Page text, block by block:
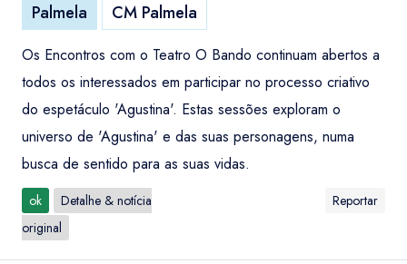
Palmela
CM Palmela
Os Encontros com o Teatro O Bando continuam abertos a
todos os interessados em participar no processo criativo
do espetáculo 'Agustina'. Estas sessões exploram o
universo de 'Agustina' e das suas personagens, numa
busca de sentido para as suas vidas.
ok
Detalhe & notícia
original
Reportar